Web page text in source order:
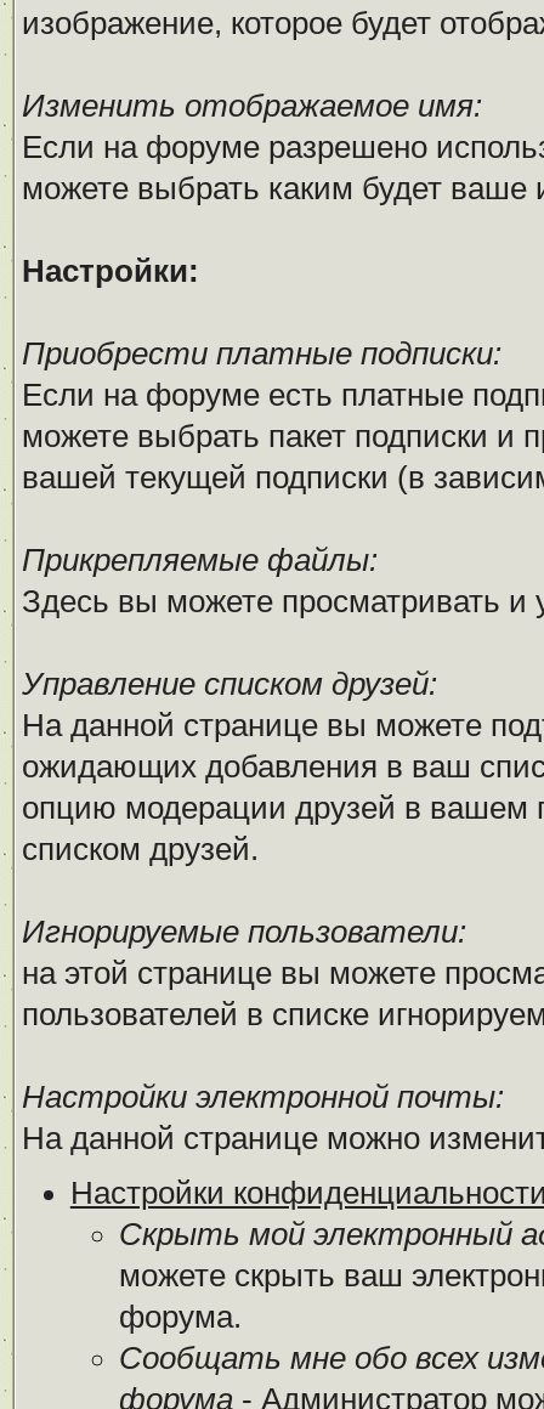
изображение, которое будет
Изменить отображаемое имя:
Если на форуме разрешено
можете выбрать каким будет
Настройки:
Приобрести платные подписки:
Если на форуме есть платные
можете выбрать пакет подписки и
вашей текущей подписки (в
Прикрепляемые файлы:
Здесь вы можете просматривать
Управление списком друзей:
На данной странице вы можете
ожидающих добавления в ваш
опцию модерации друзей в вашем
списком друзей.
Игнорируемые пользователи:
на этой странице вы можете
пользователей в списке
Настройки электронной почты:
На данной странице можно
Настройки
Скрыть мой электронный
можете скрыть ваш
форума.
Сообщать мне обо всех
форума- Администратор